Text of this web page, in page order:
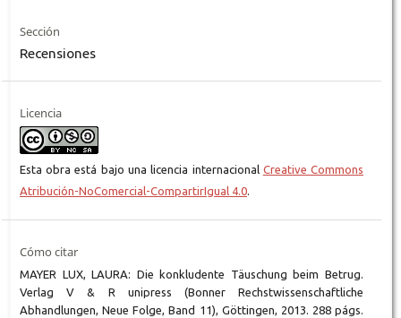
Sección
Recensiones
Licencia
Esta obra está bajo una licencia internacional Creative Commons
Atribución-NoComercial-CompartirIgual 4.0.
Cómo citar
MAYER LUX, LAURA: Die konkludente Täuschung beim Betrug.
Verlag V & R unipress (Bonner Rechstwissenschaftliche
Abhandlungen, Neue Folge, Band 11), Göttingen, 2013. 288 págs.